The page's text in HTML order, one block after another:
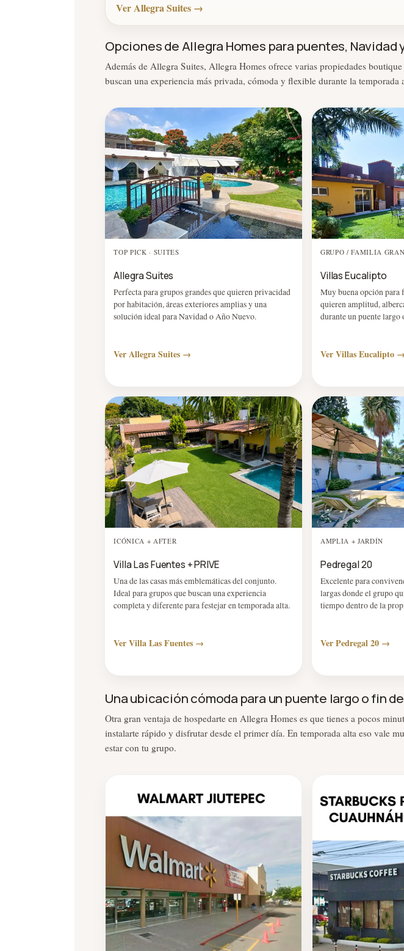
Ver Allegra Suites →
Opciones de Allegra Homes para puentes, Navidad
Además de Allegra Suites, Allegra Homes ofrece varias propiedades
buscan una experiencia más privada, cómoda y flexible durante la temporada
TOP PICK · SUITES
Allegra Suites
Perfecta para grupos grandes que quieren privacidad
por habitación, áreas exteriores amplias y una
solución ideal para Navidad o Año Nuevo.
Ver Allegra Suites →
GRUPO / FAMILIA
Villas Eucalipto
Muy buena opción para
quieren amplitud,
durante un puente largo
Ver Villas Eucalipto →
ICÓNICA + AFTER
Villa Las Fuentes + PRIVE
Una de las casas más emblemáticas del conjunto.
Ideal para grupos que buscan una experiencia
completa y diferente para festejar en temporada alta.
Ver Villa Las Fuentes →
AMPLIA + JARDÍN
Pedregal 20
Excelente para
largas donde el grupo
tiempo dentro de la
Ver Pedregal 20 →
Una ubicación cómoda para un puente largo o fin
Otra gran ventaja de hospedarte en Allegra Homes es que tienes a pocos
instalarte rápido y disfrutar desde el primer día. En temporada alta eso vale
estar con tu grupo.